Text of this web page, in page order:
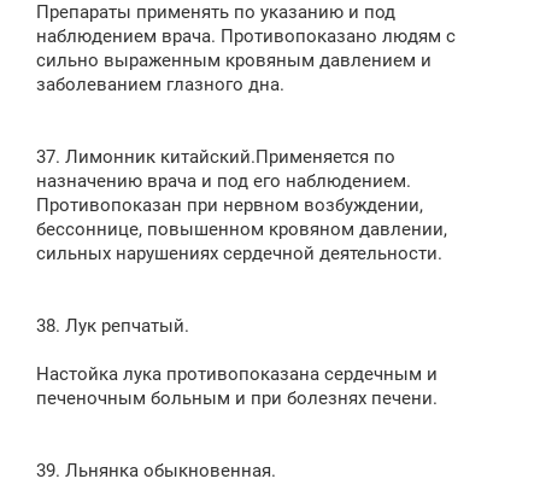
Препараты применять по указанию и под
наблюдением врача. Противопоказано людям с
сильно выраженным кровяным давлением и
заболеванием глазного дна.
37. Лимонник китайский.Применяется по
назначению врача и под его наблюдением.
Противопоказан при нервном возбуждении,
бессоннице, повышенном кровяном давлении,
сильных нарушениях сердечной деятельности.
38. Лук репчатый.
Настойка лука противопоказана сердечным и
печеночным больным и при болезнях печени.
39. Льнянка обыкновенная.